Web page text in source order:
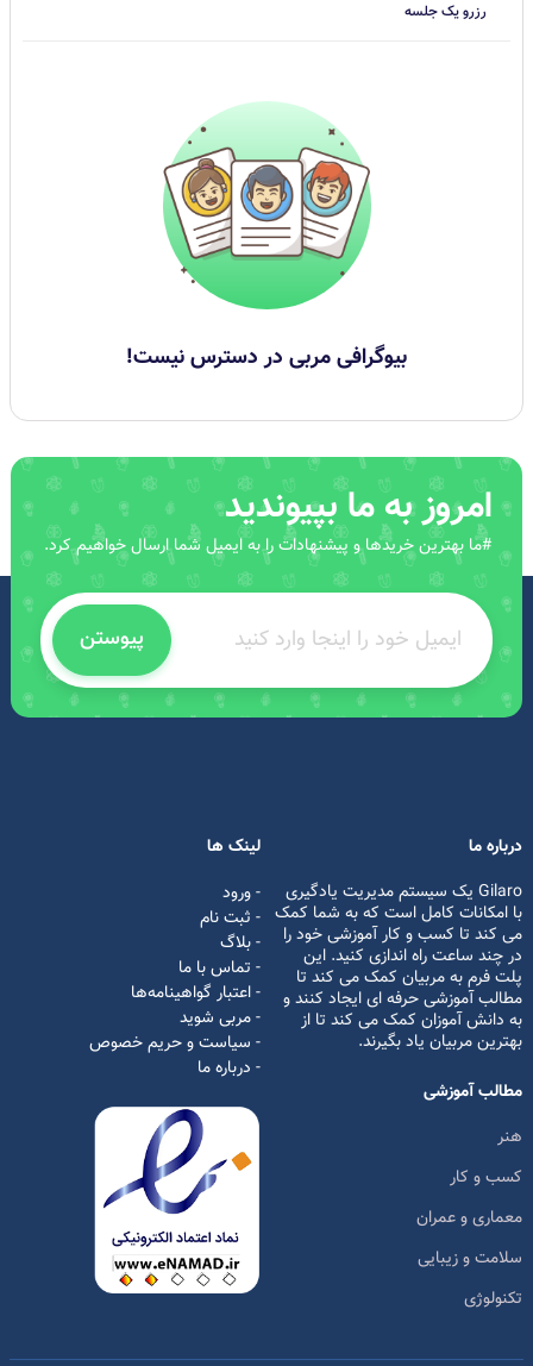
رزرو یک جلسه
بیوگرافی مربی در دسترس نیست!
امروز به ما بپیوندید
#ما بهترین خریدها و پیشنهادات را به ایمیل شما ارسال خواهیم کرد.
پیوستن
درباره ما
Gilaro یک سیستم مدیریت یادگیری
با امکانات کامل است که به شما کمک
می کند تا کسب و کار آموزشی خود را
در چند ساعت راه اندازی کنید. این
پلت فرم به مربیان کمک می کند تا
مطالب آموزشی حرفه ای ایجاد کنند و
به دانش آموزان کمک می کند تا از
بهترین مربیان یاد بگیرند.
لینک ها
- ورود
- ثبت نام
- بلاگ
- تماس با ما
- اعتبار گواهینامه‌ها
- مربی شوید
- سیاست و حریم خصوص
- درباره ما
مطالب آموزشی
هنر
کسب و کار
معماری و عمران
سلامت و زیبایی
تکنولوژی